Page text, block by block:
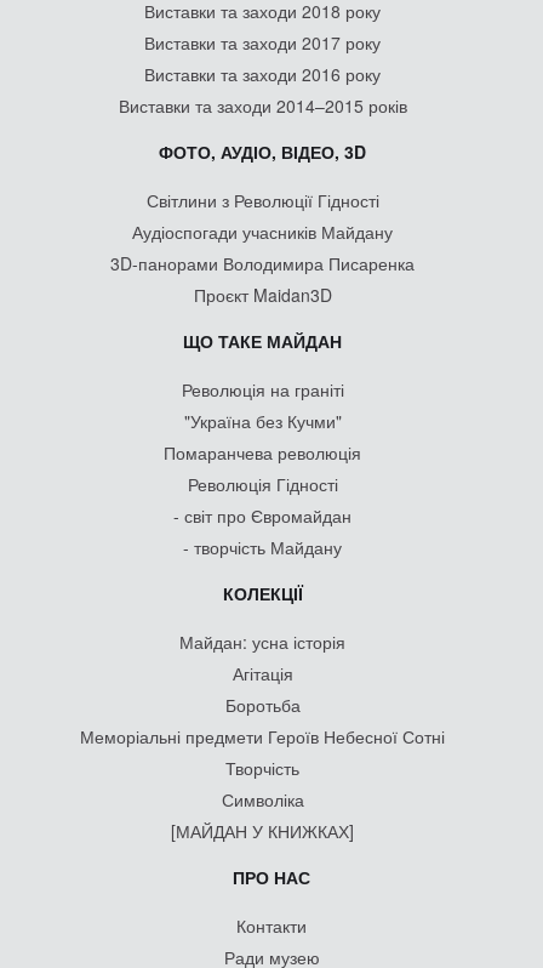
Виставки та заходи 2018 року
Виставки та заходи 2017 року
Виставки та заходи 2016 року
Виставки та заходи 2014–2015 років
ФОТО, АУДІО, ВІДЕО, 3D
Світлини з Революції Гідності
Аудіоспогади учасників Майдану
3D-панорами Володимира Писаренка
Проєкт Maidan3D
ЩО ТАКЕ МАЙДАН
Революція на граніті
"Україна без Кучми"
Помаранчева революція
Революція Гідності
- світ про Євромайдан
- творчість Майдану
КОЛЕКЦІЇ
Майдан: усна історія
Агітація
Боротьба
Меморіальні предмети Героїв Небесної Сотні
Творчість
Символіка
[МАЙДАН У КНИЖКАХ]
ПРО НАС
Контакти
Ради музею